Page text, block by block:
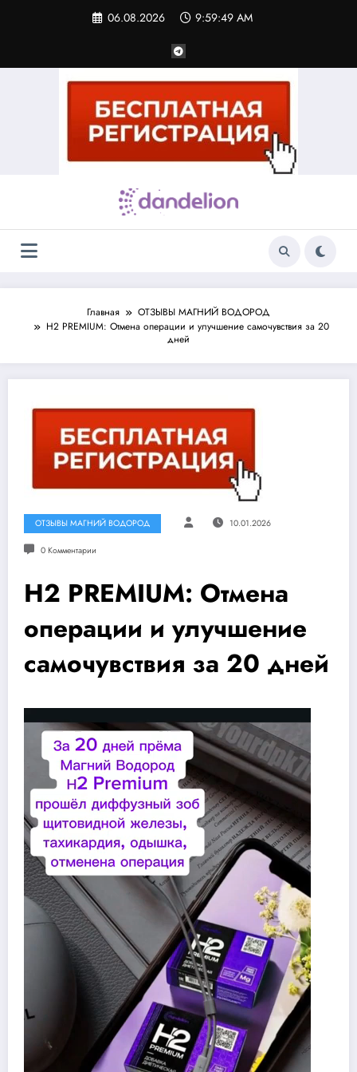
06.08.2026 9:59:49 AM
Главная
ОТЗЫВЫ МАГНИЙ ВОДОРОД
H2 PREMIUM: Отмена операции и улучшение самочувствия за 20
дней
ОТЗЫВЫ МАГНИЙ ВОДОРОД 10.01.2026
0 Комментарии
H2 PREMIUM: Отмена
операции и улучшение
самочувствия за 20 дней